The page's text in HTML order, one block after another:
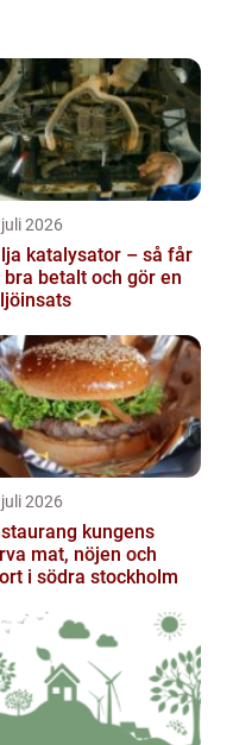
2026
katalysator – så får
bra betalt och gör en
2026
kungens
nöjen och
i södra stockholm